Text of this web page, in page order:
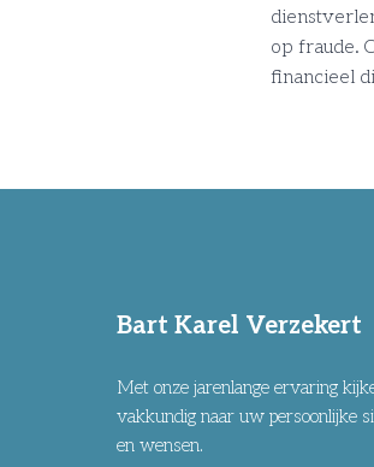
op fraude.
financieel
Bart Karel Verzekert
Met onze jarenlange ervaring
vakkundig naar uw persoonlijke
en wensen.